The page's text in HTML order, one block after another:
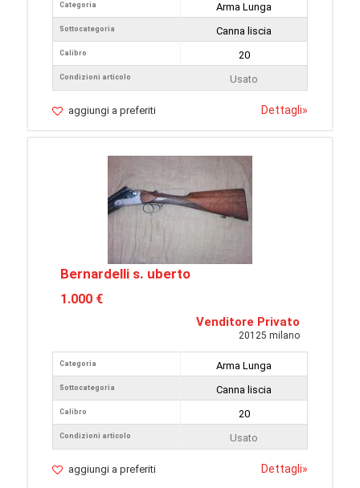
Categoria
Sottocategoria
Calibro
Condizioni articolo
Arma Lunga
Canna liscia
20
Usato
aggiungi a preferiti Dettagli»
Bernardelli s. uberto
1.000 €
Venditore Privato
20125 milano
Categoria
Sottocategoria
Calibro
Condizioni articolo
Arma Lunga
Canna liscia
20
Usato
aggiungi a preferiti Dettagli»